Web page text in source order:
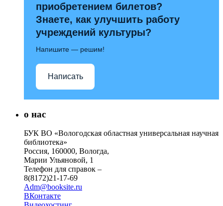
приобретением билетов?
Знаете, как улучшить работу
учреждений культуры?
Напишите — решим!
Написать
о нас
БУК ВО «Вологодская областная универсальная научная
библиотека»
Россия, 160000, Вологда,
Марии Ульяновой, 1
Телефон для справок –
8(8172)21-17-69
Adm@booksite.ru
ВКонтакте